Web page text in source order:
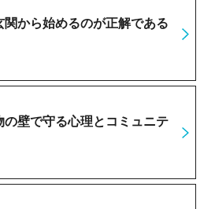
から始めるのが正解である
壁で守る心理とコミュニテ